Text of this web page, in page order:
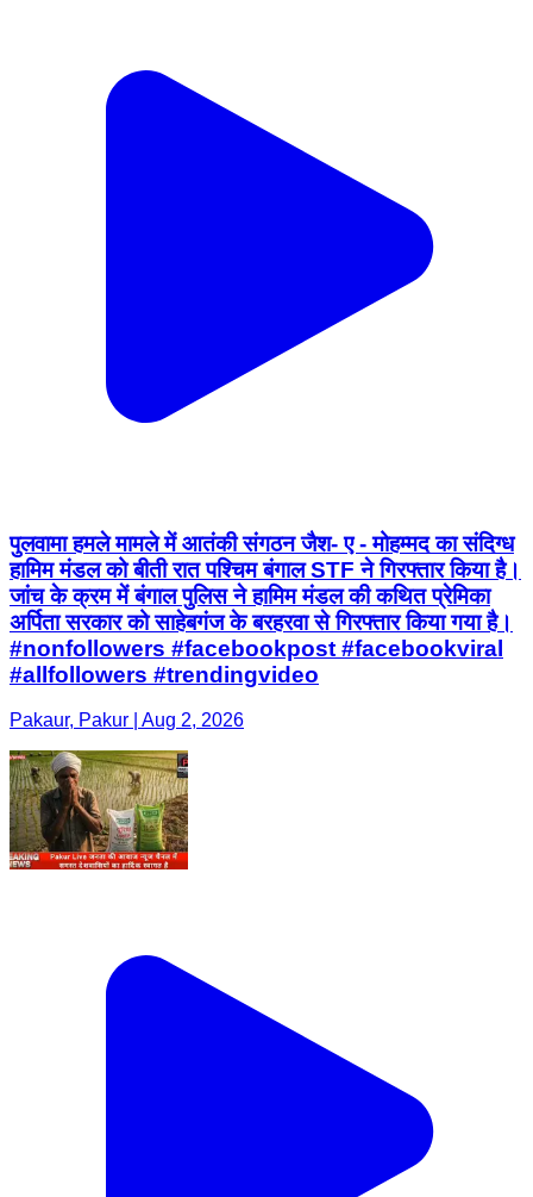
पुलवामा हमले मामले में आतंकी संगठन जैश- ए - मोहम्मद का संदिग्ध
हामिम मंडल को बीती रात पश्चिम बंगाल STF ने गिरफ्तार किया है।
जांच के क्रम में बंगाल पुलिस ने हामिम मंडल की कथित प्रेमिका
अर्पिता सरकार को साहेबगंज के बरहरवा से गिरफ्तार किया गया है।
#nonfollowers #facebookpost #facebookviral
#allfollowers #trendingvideo
Pakaur, Pakur | Aug 2, 2026